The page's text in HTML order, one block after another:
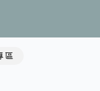
區